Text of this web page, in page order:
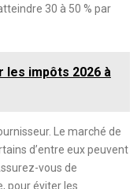
30 à 50 % par
les impôts 2026 à
Le marché de
d’entre eux peuvent
vous de
pour éviter les